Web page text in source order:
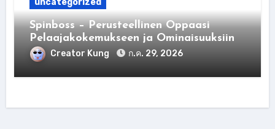
uncategorized
Spinboss – Perusteellinen Oppaasi
Pelaajakokemukseen ja Ominaisuuksiin
Creator Kung ก.ค. 29, 2026